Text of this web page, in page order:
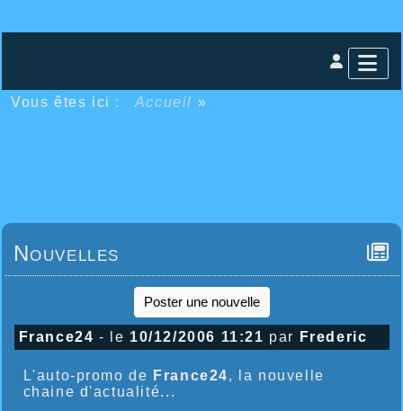
Vous êtes ici : Accueil »
Nouvelles
Poster une nouvelle
France24 - le 10/12/2006 11:21 par Frederic
L'auto-promo de France24, la nouvelle
chaine d'actualité...